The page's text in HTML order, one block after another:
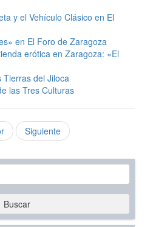
y el Vehículo Clásico en El
en El Foro de Zaragoza
erótica en Zaragoza: «El
Tierras del Jiloca
las Tres Culturas
Siguiente
Buscar